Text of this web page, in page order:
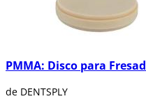
PMMA: Disco para
de DENTSPLY